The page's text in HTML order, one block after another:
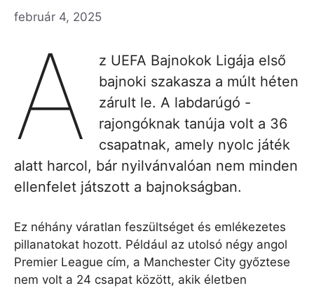
február 4, 2025
A
z UEFA Bajnokok Ligája első
bajnoki szakasza a múlt héten
zárult le. A labdarúgó -
rajongóknak tanúja volt a 36
csapatnak, amely nyolc játék
alatt harcol, bár nyilvánvalóan nem minden
ellenfelet játszott a bajnokságban.
Ez néhány váratlan feszültséget és emlékezetes
pillanatokat hozott. Például az utolsó négy angol
Premier League cím, a Manchester City győztese
nem volt a 24 csapat között, akik életben